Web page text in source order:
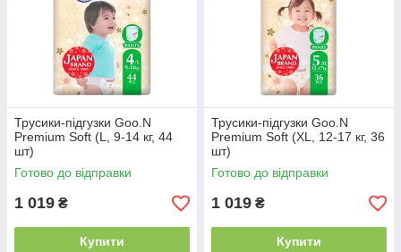
Трусики-підгузки Goo.N
Premium Soft (L, 9-14 кг, 44
шт)
Готово до відправки
1 019 ₴
Купити
Трусики-підгузки Goo.N
Premium Soft (XL, 12-17 кг, 36
шт)
Готово до відправки
1 019 ₴
Купити